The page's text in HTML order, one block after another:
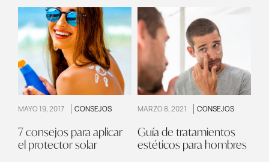
MAYO 19, 2017 CONSEJOS
7 consejos para aplicar
el protector solar
MARZO 8, 2021 CONSEJOS
Guía de tratamientos
estéticos para hombres